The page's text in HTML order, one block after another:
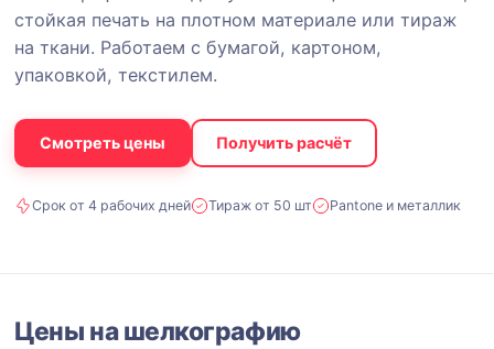
стойкая печать на плотном материале или тираж
на ткани. Работаем с бумагой, картоном,
упаковкой, текстилем.
Смотреть цены Получить расчёт
Срок от 4 рабочих дней Тираж от 50 шт Pantone и металлик
Цены на шелкографию